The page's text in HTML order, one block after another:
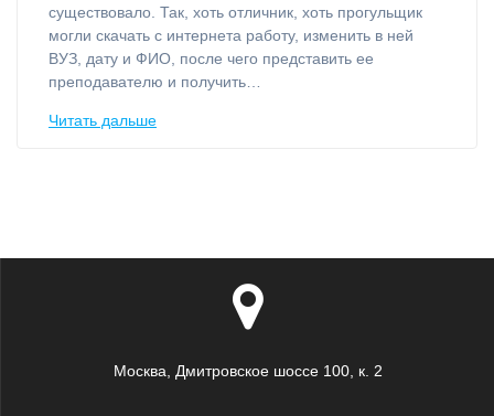
существовало. Так, хоть отличник, хоть прогульщик
могли скачать с интернета работу, изменить в ней
ВУЗ, дату и ФИО, после чего представить ее
преподавателю и получить…
Читать дальше
Москва, Дмитровское шоссе 100, к. 2